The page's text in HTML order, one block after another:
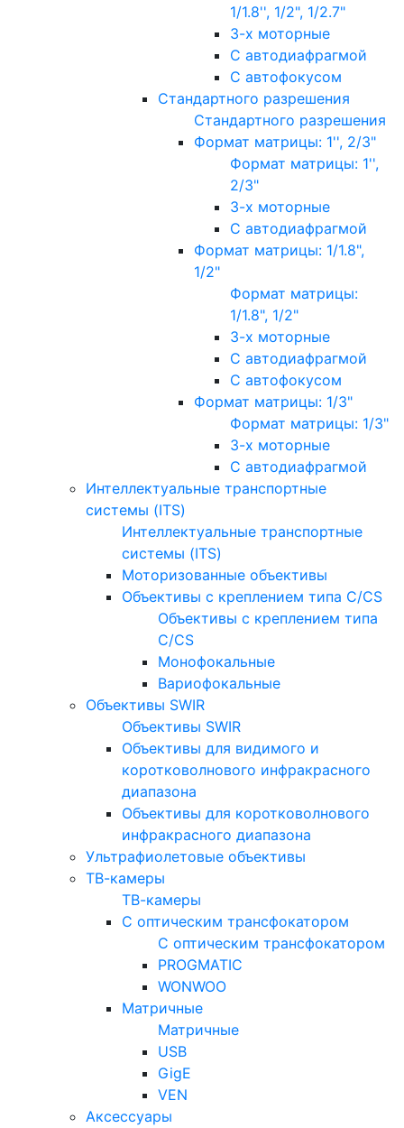
1/1.8'', 1/2", 1/2.7"
3-х моторные
С автодиафрагмой
С автофокусом
Стандартного разрешения
Стандартного разрешения
Формат матрицы: 1'', 2/3"
Формат матрицы: 1'',
2/3"
3-х моторные
С автодиафрагмой
Формат матрицы: 1/1.8",
1/2"
Формат матрицы:
1/1.8", 1/2"
3-х моторные
С автодиафрагмой
С автофокусом
Формат матрицы: 1/3"
Формат матрицы: 1/3"
3-х моторные
С автодиафрагмой
Интеллектуальные транспортные
системы (ITS)
Интеллектуальные транспортные
системы (ITS)
Моторизованные объективы
Объективы с креплением типа C/CS
Объективы с креплением типа
C/CS
Монофокальные
Вариофокальные
Объективы SWIR
Объективы SWIR
Объективы для видимого и
коротковолнового инфракрасного
диапазона
Объективы для коротковолнового
инфракрасного диапазона
Ультрафиолетовые объективы
ТВ-камеры
ТВ-камеры
С оптическим трансфокатором
С оптическим трансфокатором
PROGMATIC
WONWOO
Матричные
Матричные
USB
GigE
VEN
Аксессуары